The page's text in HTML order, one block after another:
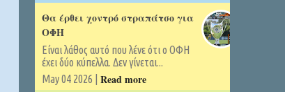
Θα έρθει χοντρό στραπάτσο για
ΟΦΗ
Είναι λάθος αυτό που λένε ότι ο ΟΦΗ
έχει δύο κύπελλα. Δεν γίνεται...
May 04 2026 | Read more